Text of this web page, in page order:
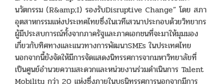
นวัตกรรม (R&amp;I) รองรับDisruptive Change” โดย สภา
อุตสาหกรรมแห่งประเทศไทยซึ่งในเวทีเสวนาประกอบด้วยวิทยากร
ผู้มีประสบการณ์ทั้งจากภาครัฐและภาคเอกชนที่จะมาให้มุมมอง
เกี่ยวกับทิศทางและแนวทางการพัฒนาSMEs ในประเทศไทย
นอกจากนี้ยังจัดให้มีการจัดแสดงนิทรรศการจากมหาวิทยาลัยที่
เป็นศูนย์อำนวยความสะดวกและหน่วยงานร่วมดำเนินการ Talent
Mobility กว่า 20 แห่งซึ่งภายในบูธนิทรรศการนอกจากมีการ